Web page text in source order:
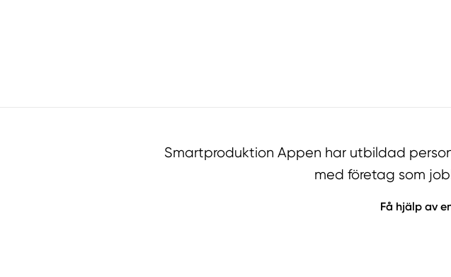
Smartproduktion Appen har utbildad
med företag som
Få hjälp av